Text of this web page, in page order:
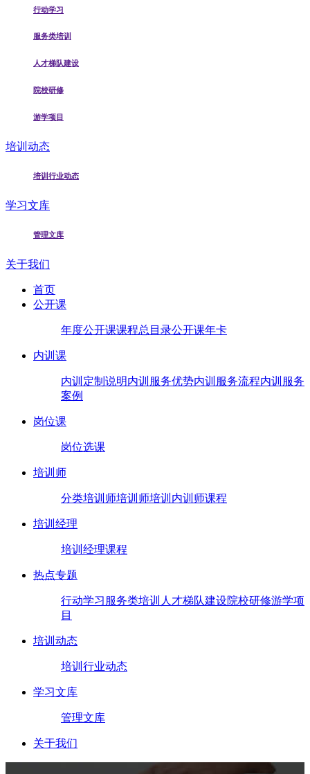
行动学习
服务类培训
人才梯队建设
院校研修
游学项目
培训动态
培训行业动态
学习文库
管理文库
关于我们
首页
公开课
年度公开课课程总目录公开课年卡
内训课
内训定制说明内训服务优势内训服务流程内训服务
案例
岗位课
岗位选课
培训师
分类培训师培训师培训 内训师课程
培训经理
培训经理课程
热点专题
行动学习 服务类培训 人才梯队建设院校研修游学项
目
培训动态
培训行业动态
学习文库
管理文库
关于我们